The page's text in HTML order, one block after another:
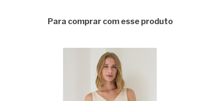
Para comprar com esse produto